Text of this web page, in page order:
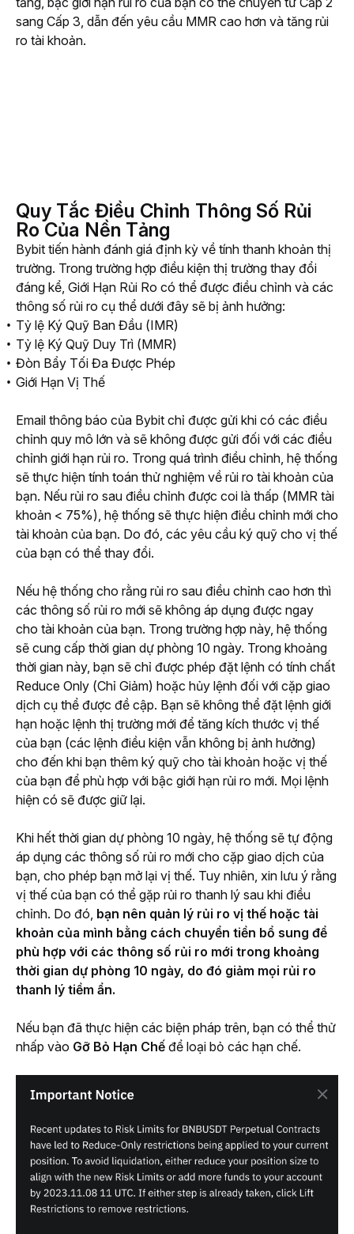
sang Cấp 3, dẫn đến yêu cầu MMR cao hơn và tăng rủi
ro tài khoản.
Quy Tắc Điều Chỉnh Thông Số Rủi
Ro Của Nền Tảng
Bybit tiến hành đánh giá định kỳ về tính thanh khoản thị
trường. Trong trường hợp điều kiện thị trường thay đổi
đáng kể, Giới Hạn Rủi Ro có thể được điều chỉnh và các
thông số rủi ro cụ thể dưới đây sẽ bị ảnh hưởng:
Tỷ lệ Ký Quỹ Ban Đầu (IMR)
Tỷ lệ Ký Quỹ Duy Trì (MMR)
Đòn Bẩy Tối Đa Được Phép
Giới Hạn Vị Thế
Email thông báo của Bybit chỉ được gửi khi có các điều
chỉnh quy mô lớn và sẽ không được gửi đối với các điều
chỉnh giới hạn rủi ro. Trong quá trình điều chỉnh, hệ thống
sẽ thực hiện tính toán thử nghiệm về rủi ro tài khoản của
bạn. Nếu rủi ro sau điều chỉnh được coi là thấp (MMR tài
khoản < 75%), hệ thống sẽ thực hiện điều chỉnh mới cho
tài khoản của bạn. Do đó, các yêu cầu ký quỹ cho vị thế
của bạn có thể thay đổi.
Nếu hệ thống cho rằng rủi ro sau điều chỉnh cao hơn thì
các thông số rủi ro mới sẽ không áp dụng được ngay
cho tài khoản của bạn. Trong trường hợp này, hệ thống
sẽ cung cấp thời gian dự phòng 10 ngày. Trong khoảng
thời gian này, bạn sẽ chỉ được phép đặt lệnh có tính chất
Reduce Only (Chỉ Giảm) hoặc hủy lệnh đối với cặp giao
dịch cụ thể được đề cập. Bạn sẽ không thể đặt lệnh giới
hạn hoặc lệnh thị trường mới để tăng kích thước vị thế
của bạn (các lệnh điều kiện vẫn không bị ảnh hưởng)
cho đến khi bạn thêm ký quỹ cho tài khoản hoặc vị thế
của bạn để phù hợp với bậc giới hạn rủi ro mới. Mọi lệnh
hiện có sẽ được giữ lại.
Khi hết thời gian dự phòng 10 ngày, hệ thống sẽ tự động
áp dụng các thông số rủi ro mới cho cặp giao dịch của
bạn, cho phép bạn mở lại vị thế. Tuy nhiên, xin lưu ý rằng
vị thế của bạn có thể gặp rủi ro thanh lý sau khi điều
chỉnh. Do đó, bạn nên quản lý rủi ro vị thế hoặc tài
khoản của mình bằng cách chuyển tiền bổ sung để
phù hợp với các thông số rủi ro mới trong khoảng
thời gian dự phòng 10 ngày, do đó giảm mọi rủi ro
thanh lý tiềm ẩn.
Nếu bạn đã thực hiện các biện pháp trên, bạn có thể thử
nhấp vào Gỡ Bỏ Hạn Chế để loại bỏ các hạn chế.